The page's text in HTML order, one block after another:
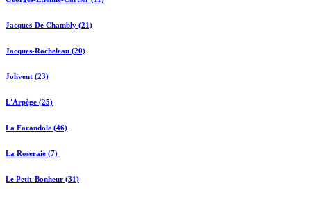
Jacques-De Chambly (21)
Jacques-Rocheleau (20)
Jolivent (23)
L'Arpège (25)
La Farandole (46)
La Roseraie (7)
Le Petit-Bonheur (31)